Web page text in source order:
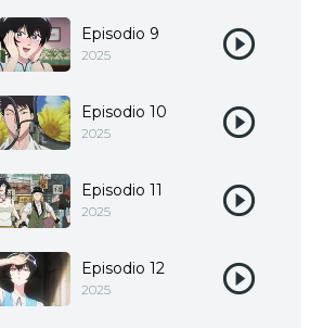
Episodio 9
2025
Episodio 10
2025
Episodio 11
2025
Episodio 12
2025